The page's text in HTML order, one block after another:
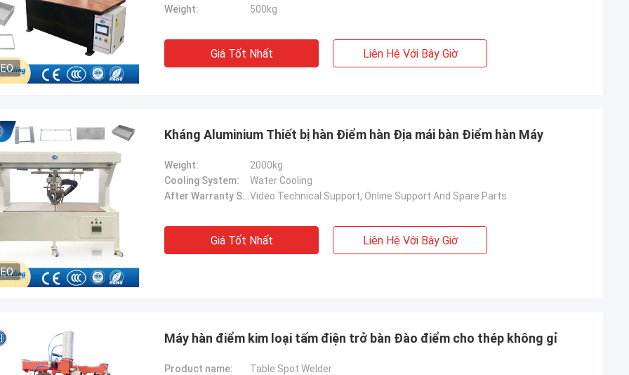
và nó mạnh mẽ và bền. Nó đáng
thêm, hãy cho tôi biết!
Weight:
500kg
Giá Tốt Nhất Liên Hệ Với Bây Giờ
Kháng Aluminium Thiết bị hàn Điểm hàn Địa mái bàn Điểm hàn Máy
Weight:
2000kg
Cooling System:
Water Cooling
After Warranty Service:Video Technical Support, Online Support And Spare Parts
Giá Tốt Nhất Liên Hệ Với Bây Giờ
Máy hàn điểm kim loại tấm điện trở bàn Đào điểm cho thép không gỉ
Product name:
Table Spot Welder